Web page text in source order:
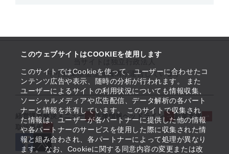
このウェブサイトはCOOKIEを使用します
このサイトではCookieを使って、ユーザーに合わせたコ
ンテンツ広告や表示、随時の分析が行われます。 また
ユーザーによるサイトの利用状況についても情報収集、
ソーシャルメディアや広告配信、データ解析の各パート
ナーと情報を共有しています。 このサイトで収集され
た情報は、ユーザーが各パートナーに提供した他の情報
や各パートナーのサービスを使用した際に収集された情
報と組み合わされ、各パートナーによって処理が異なり
ます。 なお、Cookieに関する同意内容の変更または改
中小企業基盤整備機構が運営しています
経営課題解決メニュー 支援情報ヘッドライン
起業支援
取組事例